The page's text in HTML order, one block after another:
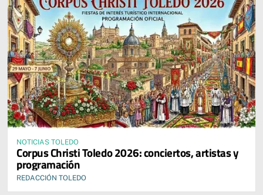
NOTICIAS TOLEDO
Corpus Christi Toledo 2026: conciertos, artistas y
programación
REDACCIÓN TOLEDO